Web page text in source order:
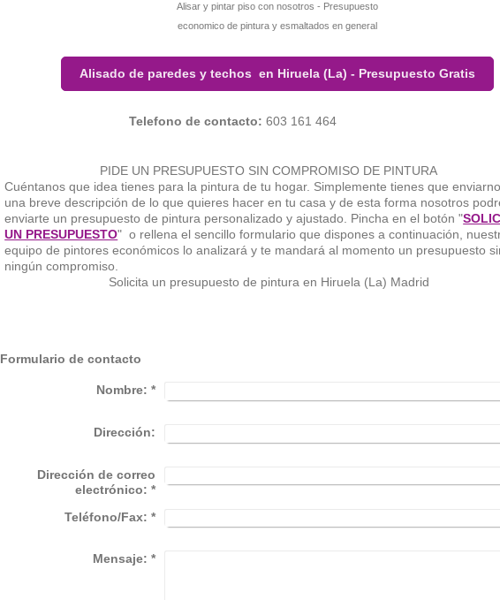
Alisar y pintar piso con nosotros - Presupuesto
economico de pintura y esmaltados en general
Alisado de paredes y techos en Hiruela (La) - Presupuesto Gratis
Telefono de contacto:603 161 464
PIDE UN PRESUPUESTO SIN COMPROMISO DE PINTURA
Cuéntanos que idea tienes para la pintura de tu hogar. Simplemente tienes que
una breve descripción de lo que quieres hacer en tu casa y de esta forma nosotros
enviarte un presupuesto de pintura personalizado y ajustado. Pincha en el botón "
UN PRESUPUESTO" o rellena el sencillo formulario que dispones a continuación,
equipo de pintores económicos lo analizará y te mandará al momento un presupuesto
ningún compromiso.
Solicita un presupuesto de pintura en Hiruela (La) Madrid
Formulario de contacto
Nombre: *
Dirección:
Dirección de correo
electrónico: *
Teléfono/Fax: *
Mensaje: *